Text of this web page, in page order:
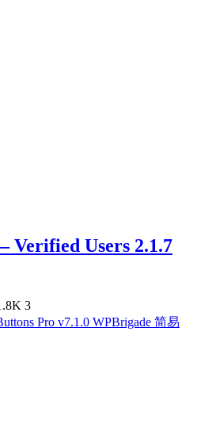
Verified Users 2.1.7
3